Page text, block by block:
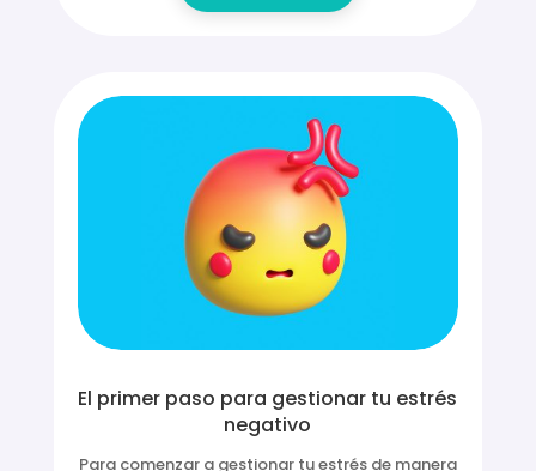
El primer paso para gestionar tu estrés